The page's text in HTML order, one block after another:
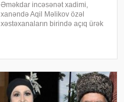
Əməkdar incəsənət xadimi,
xanəndə Aqil Məlikov özəl
xəstəxanaların birində açıq ürək